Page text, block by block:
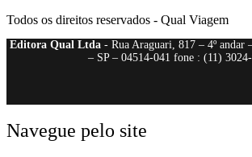
Todos os direitos reservados - Qual Viagem
Editora Qual Ltda- Rua Araguari, 817 – 4º andar
– SP – 04514-041 fone : (11)
Navegue pelo site